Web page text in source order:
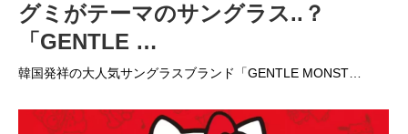
グミがテーマのサングラス..？
「GENTLE …
韓国発祥の大人気サングラスブランド「GENTLE MONST…